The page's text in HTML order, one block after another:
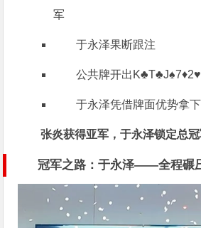
军
于永泽果断跟注
公共牌开出K♣T♣J♠7♦2♥
于永泽凭借牌面优势拿
张炎获得亚军，于永泽锁定总冠
冠军之路：于永泽——全程碾